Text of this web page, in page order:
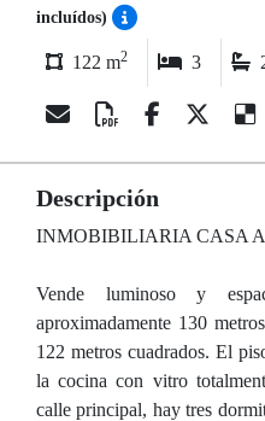
incluídos)
122 m2 3
Descripción
INMOBIBILIARIA CASA
Vende luminoso y
aproximadamente 130
122 metros cuadrados. El
la cocina con vitro
calle principal, hay tres